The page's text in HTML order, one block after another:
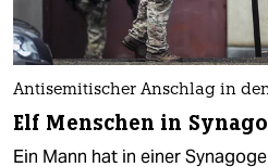
Antisemitischer Anschlag in
Elf Menschen in
Ein Mann hat in einer